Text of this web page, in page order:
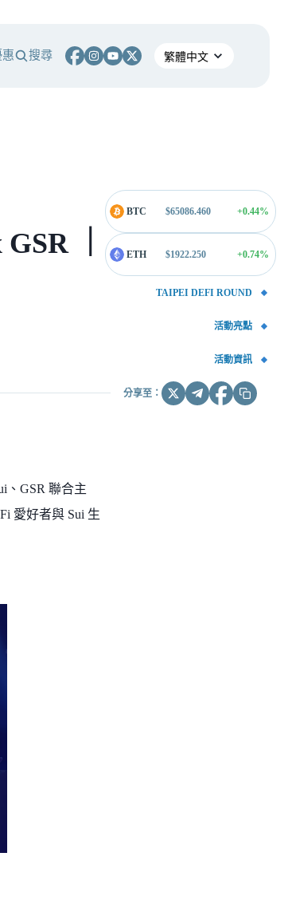
搜尋
｜
、GSR 聯合主
愛好者與 Sui 生
BTC $65086.460 +0.44%
ETH $1922.250 +0.74%
TAIPEI DEFI ROUND
活動亮點
活動資訊
分享至：